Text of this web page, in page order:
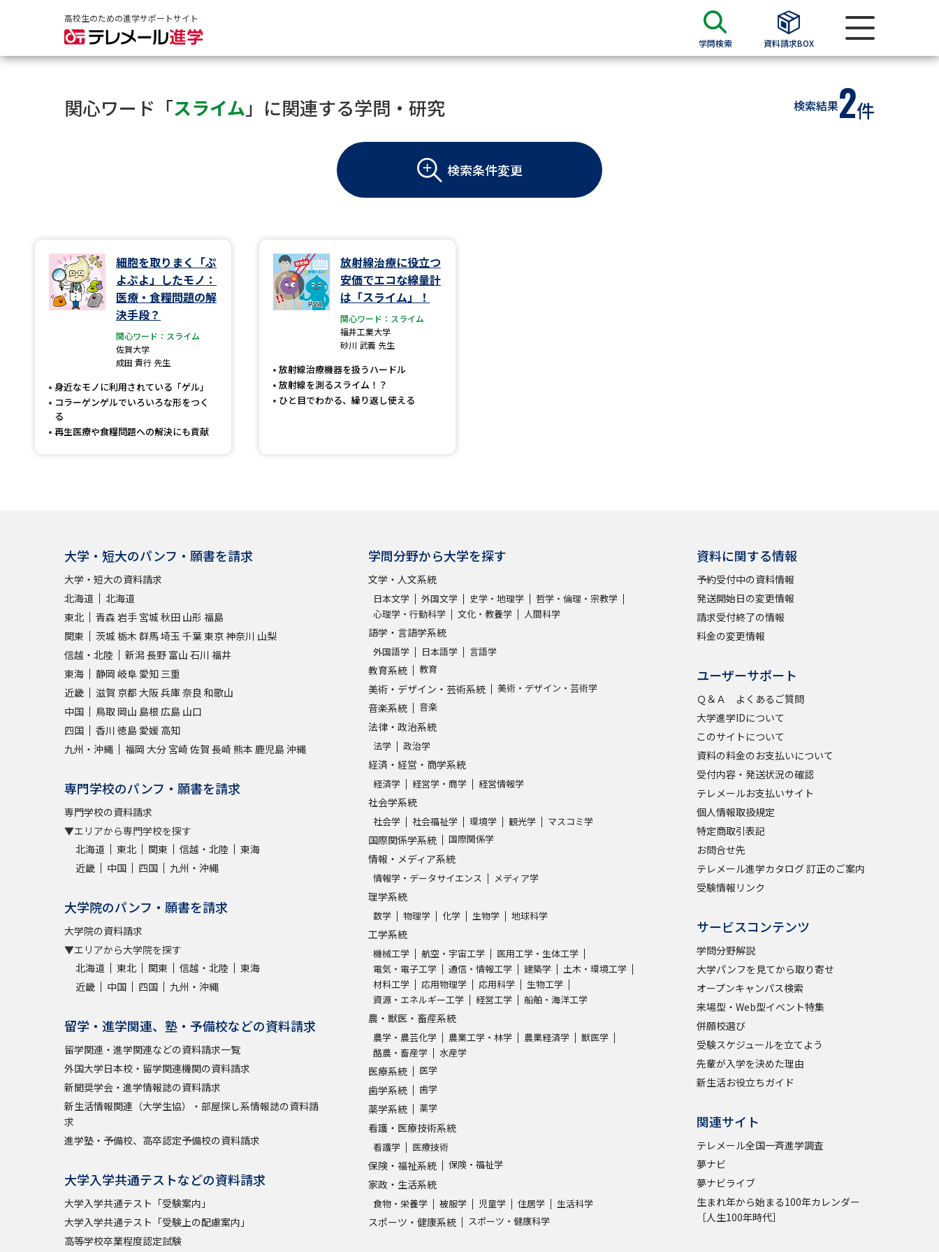
高校生のための進学サポートサイト
学問検索 資料請求BOX
大学・短大の資料種類から請求
大学パンフ
学部・学科パンフ
総合型選抜・学校推薦型選抜 募集要項＆願書
大学・短大以外の資料から請求
データサイエンス特集
デジタルパンフレット
進路の３択
新学年スタート号特集ページ（高3生用）
新学年スタート号特集ページ（高2生用）
SELFBRAND特集ページ
オープンキャンパスなどを調べる
オープンキャンパス検索
資料検索
志望校・出願校を調べる
併願校選び 受験スケジュールを立てよう
先輩が入学を決めた理由
テレメール全国一斉進学調査
学問発見 学問検索
大学で学びたい学問発見
学問のミニ講義「夢ナビ講義」 学問の教科書 夢ナビライブ
ユーザーサポート
Ｑ＆Ａ よくあるご質問
このサイトについて
資料の料金の
受付内容・発送状況の確認 テレメール
個人情報取扱規定
特定商取引表記 テレメール進学カタログ
関心ワード「スライム」に関連する学問・研究 検索結果2件
検索条件変更
細胞を取りまく「ぷ
よぷよ」したモノ：
医療・食糧問題の解
決手段？
関心ワード：スライム
佐賀大学
成田 貴行 先生
身近なモノに利用されている「ゲル」
コラーゲンゲルでいろいろな形をつく
る
再生医療や食糧問題への解決にも貢献
放射線治療に役立つ
安価でエコな線量計
は「スライム」！
関心ワード：スライム
福井工業大学
砂川 武義 先生
放射線治療機器を扱うハードル
放射線を測るスライム！？
ひと目でわかる、繰り返し使える
大学・短大のパンフ・願書を請求
大学・短大の資料請求
北海道
北海道
東北
青森 岩手 宮城 秋田 山形 福島
関東
茨城 栃木 群馬埼玉 千葉東京神奈川 山梨
信越・北陸
新潟長野 富山 石川 福井
東海
静岡 岐阜 愛知 三重
近畿
滋賀 京都 大阪兵庫奈良 和歌山
中国
鳥取 岡山 島根 広島 山口
四国
香川 徳島 愛媛 高知
九州・沖縄
福岡 大分 宮崎 佐賀 長崎 熊本 鹿児島沖縄
専門学校のパンフ・願書を請求
専門学校の資料請求
▼エリアから専門学校を探す
北海道
東北 関東 信越・北陸
東海
近畿
中国 四国 九州・沖縄
大学院のパンフ・願書を請求
大学院の資料請求
▼エリアから大学院を探す
北海道
東北 関東 信越・北陸
東海
近畿
中国 四国 九州・沖縄
留学・進学関連、塾・予備校などの資料請求
留学関連・進学関連などの資料請求一覧
外国大学日本校・留学関連機関の資料請求
新聞奨学会・進学情報誌の資料請求
新生活情報関連（大学生協）・部屋探し系情報誌の資料請
求
進学塾・予備校、高卒認定予備校の資料請求
大学入学共通テストなどの資料請求
大学入学共通テスト「受験案内」
大学入学共通テスト「受験上の配慮案内」
高等学校卒業程度認定試験
学問分野から大学を探す
文学・人文系統
日本文学 外国文学 史学・地理学
哲学・倫理・宗教学
心理学・行動科学
文化・教養学 人間科学
語学・言語学系統
外国語学 日本語学 言語学
教育系統 教育
美術・デザイン・芸術系統 美術・デザイン・芸術学
音楽系統 音楽
法律・政治系統
法学 政治学
経済・経営・商学系統
経済学 経営学・商学 経営情報学
社会学系統
社会学 社会福祉学 環境学 観光学 マスコミ学
国際関係学系統 国際関係学
情報・メディア系統
情報学・データサイエンス メディア学
理学系統
数学 物理学 化学 生物学 地球科学
工学系統
機械工学 航空・宇宙工学
医用工学・生体工学
電気・電子工学
通信・情報工学 建築学
土木・環境工学
材料工学
応用物理学 応用科学
生物工学
資源・エネルギー工学
経営工学 船舶・海洋工学
農・獣医・畜産系統
農学・農芸化学 農業工学・林学 農業経済学
獣医学
酪農・畜産学
水産学
医療系統 医学
歯学系統 歯学
薬学系統 薬学
看護・医療技術系統
看護学 医療技術
保険・福祉系統 保険・福祉学
家政・生活系統
食物・栄養学 被服学 児童学 住居学 生活科学
スポーツ・健康系統 スポーツ・健康科学
資料に関する情報
予約受付中の資料情報
発送開始日の変更情報
請求受付終了の情報
料金の変更情報
ユーザーサポート
Ｑ＆Ａ よくあるご質問
大学進学IDについて
このサイトについて
資料の料金のお支払いについて
受付内容・発送状況の確認
テレメールお支払いサイト
個人情報取扱規定
特定商取引表記
お問合せ先
テレメール進学カタログ 訂正のご案内
受験情報リンク
サービスコンテンツ
学問分野解説
大学パンフを見てから取り寄せ
オープンキャンパス検索
来場型・Web型イベント特集
併願校選び
受験スケジュールを立てよう
先輩が入学を決めた理由
新生活お役立ちガイド
関連サイト
テレメール全国一斉進学調査
夢ナビ
夢ナビライブ
生まれ年から始まる100年カレンダー
［人生100年時代］